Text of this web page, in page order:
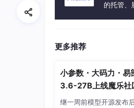
的托管、
更多推荐
小参数・大码力・
3.6-27B上线魔乐社
的部署教程来了
继一周前模型开源发布